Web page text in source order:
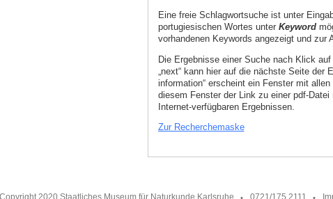
Eine freie Schlagwortsuche ist unter
portugiesischen Wortes unter Keyword
vorhandenen Keywords angezeigt und zur
Die Ergebnisse einer Suche nach Klick auf
„next“ kann hier auf die nächste Seite
information“ erscheint ein Fenster mit
diesem Fenster der Link zu einer pdf-
Internet-verfügbaren Ergebnissen.
Zur Recherchemaske
Copyright 2020 Staatliches Museum für Naturkunde Karlsruhe 0721/175 2111